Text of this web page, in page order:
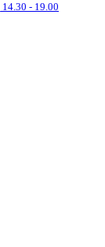
14.30 - 19.00